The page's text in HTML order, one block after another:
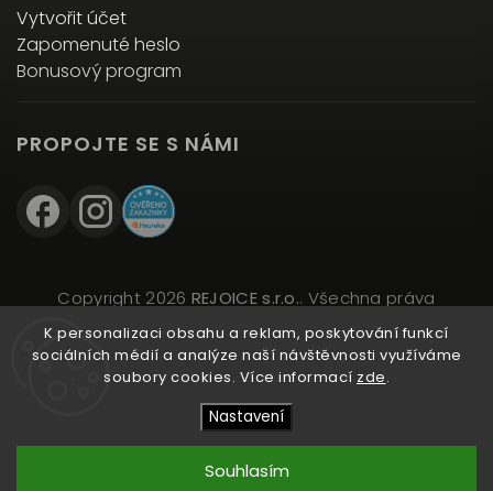
K personalizaci obsahu a reklam, poskytování funkcí
sociálních médií a analýze naší návštěvnosti využíváme
soubory cookies. Více informací zde.
Nastavení
Souhlasím
Vytvořit účet
Zapomenuté heslo
Bonusový program
PROPOJTE SE S NÁMI
Copyright 2026 REJOICE s.r.o.. Všechna práva
vyhrazena.
Upravit nastavení cookies
VytvořilShoptet| DesignShoptak.cz